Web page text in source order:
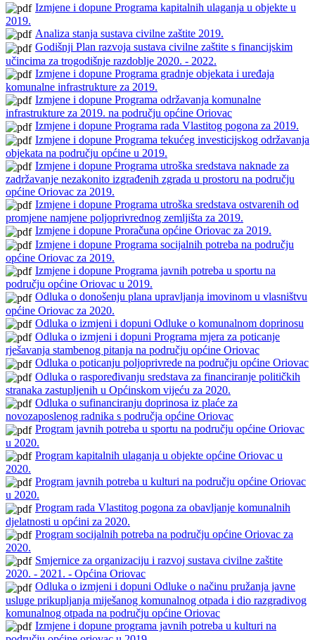
Izmjene i dopune Programa kapitalnih ulaganja u objekte u
2019.
Analiza stanja sustava civilne zaštite 2019.
Godišnji Plan razvoja sustava civilne zaštite s financijskim
učincima za trogodišnje razdoblje 2020. - 2022.
Izmjene i dopune Programa gradnje objekata i uređaja
komunalne infrastrukture za 2019.
Izmjene i dopune Programa održavanja komunalne
infrastrukture za 2019. na području općine Oriovac
Izmjene i dopune Programa rada Vlastitog pogona za 2019.
Izmjene i dopune Programa tekućeg investicijskog održavanja
objekata na području općine u 2019.
Izmjene i dopune Programa utroška sredstava naknade za
zadržavanje nezakonito izgrađenih zgrada u prostoru na području
općine Oriovac za 2019.
Izmjene i dopune Programa utroška sredstava ostvarenih od
promjene namjene poljoprivrednog zemljišta za 2019.
Izmjene i dopune Proračuna općine Oriovac za 2019.
Izmjene i dopune Programa socijalnih potreba na području
općine Oriovac za 2019.
Izmjene i dopune Programa javnih potreba u sportu na
području općine Oriovac u 2019.
Odluka o donošenju plana upravljanja imovinom u vlasništvu
općine Oriovac za 2020.
Odluka o izmjeni i dopuni Odluke o komunalnom doprinosu
Odluka o izmjeni i dopuni Programa mjera za poticanje
rješavanja stambenog pitanja na području općine Oriovac
Odluka o poticanju poljoprivrede na području općine Oriovac
Odluka o raspoređivanju sredstava za financiranje političkih
stranaka zastupljenih u Općinskom vijeću za 2020.
Odluka o sufinanciranju doprinosa iz plaće za
novozaposlenog radnika s područja općine Oriovac
Program javnih potreba u sportu na području općine Oriovac
u 2020.
Program kapitalnih ulaganja u objekte općine Oriovac u
2020.
Program javnih potreba u kulturi na području općine Oriovac
u 2020.
Program rada Vlastitog pogona za obavljanje komunalnih
djelatnosti u općini za 2020.
Program socijalnih potreba na području općine Oriovac za
2020.
Smjernice za organizaciju i razvoj sustava civilne zaštite
2020. - 2021. - Općina Oriovac
Odluka o izmjeni i dopuni Odluke o načinu pružanja javne
usluge prikupljanja miješanog komunalnog otpada i dio razgradivog
komunalnog otpada na području općine Oriovac
Izmjene i dopune programa javnih potreba u kulturi na